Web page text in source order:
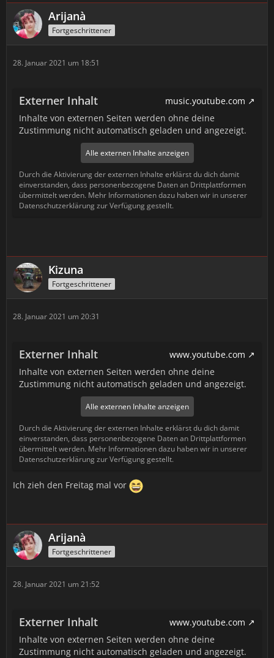
Arijanà
Fortgeschrittener
28. Januar 2021 um 18:51
Externer Inhalt
music.youtube.com
Inhalte von externen Seiten werden ohne deine
Zustimmung nicht automatisch geladen und angezeigt.
Alle externen Inhalte anzeigen
Durch die Aktivierung der externen Inhalte erklärst du dich damit
einverstanden, dass personenbezogene Daten an Drittplattformen
übermittelt werden. Mehr Informationen dazu haben wir in unserer
Datenschutzerklärung zur Verfügung gestellt.
Kizuna
Fortgeschrittener
28. Januar 2021 um 20:31
Externer Inhalt
www.youtube.com
Inhalte von externen Seiten werden ohne deine
Zustimmung nicht automatisch geladen und angezeigt.
Alle externen Inhalte anzeigen
Durch die Aktivierung der externen Inhalte erklärst du dich damit
einverstanden, dass personenbezogene Daten an Drittplattformen
übermittelt werden. Mehr Informationen dazu haben wir in unserer
Datenschutzerklärung zur Verfügung gestellt.
Ich zieh den Freitag mal vor
Arijanà
Fortgeschrittener
28. Januar 2021 um 21:52
Externer Inhalt
www.youtube.com
Inhalte von externen Seiten werden ohne deine
Zustimmung nicht automatisch geladen und angezeigt.